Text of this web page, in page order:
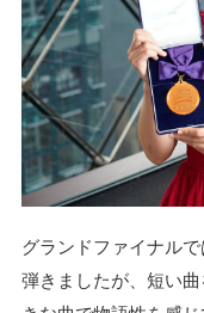
グランドファイナル
弾きましたが、短い